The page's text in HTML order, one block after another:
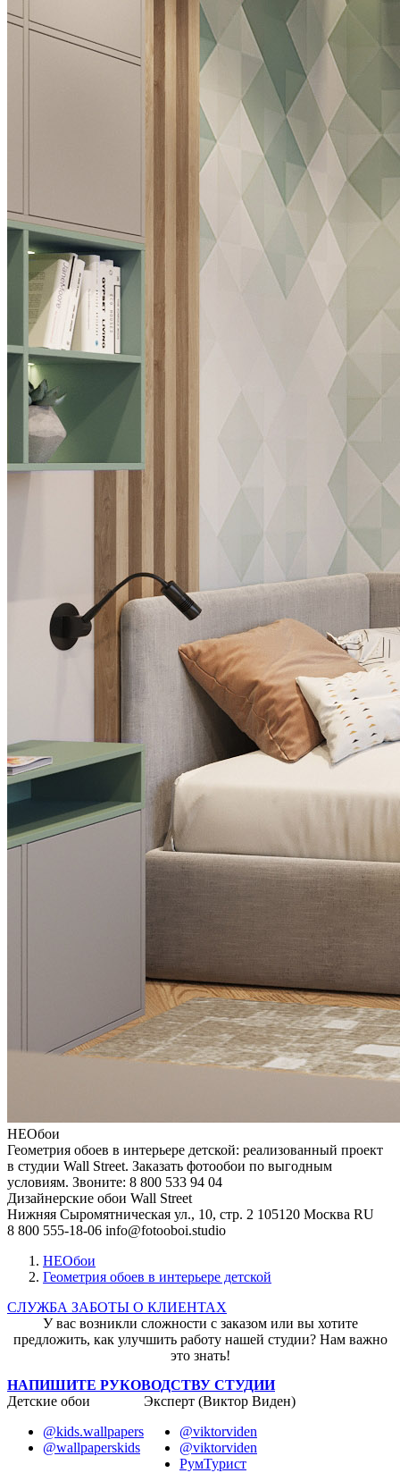
НЕОбои
Геометрия обоев в интерьере детской: реализованный проект
в студии Wall Street. Заказать фотообои по выгодным
условиям. Звоните: 8 800 533 94 04
Дизайнерские обои Wall Street
Нижняя Сыромятническая ул., 10, стр. 2 105120 Москва RU
8 800 555-18-06 info@fotooboi.studio
НЕОбои
Геометрия обоев в интерьере детской
СЛУЖБА ЗАБОТЫ О КЛИЕНТАХ
У вас возникли сложности с заказом или вы хотите
предложить, как улучшить работу нашей студии? Нам важно
это знать!
НАПИШИТЕ РУКОВОДСТВУ СТУДИИ
Детские обои
@kids.wallpapers
@wallpaperskids
Эксперт (Виктор Виден)
@viktorviden
@viktorviden
РумТурист